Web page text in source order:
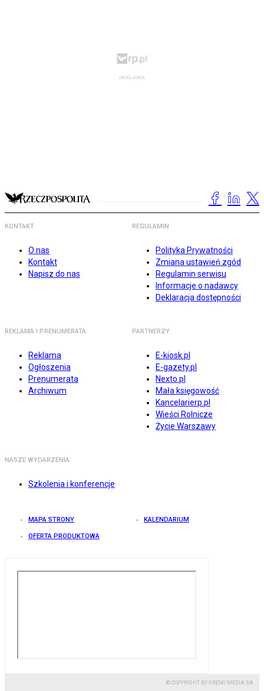
KONTAKT
O nas
Kontakt
Napisz do nas
REGULAMIN
Polityka Prywatności
Zmiana ustawień zgód
Regulamin serwisu
Informacje o nadawcy
Deklaracja dostępności
REKLAMA I PRENUMERATA
Reklama
Ogłoszenia
Prenumerata
Archiwum
PARTNERZY
E-kiosk.pl
E-gazety.pl
Nexto.pl
Mała księgowość
Kancelarierp.pl
Wieści Rolnicze
Życie Warszawy
NASZE WYDARZENIA
Szkolenia i konferencje
MAPA STRONY KALENDARIUM
OFERTA PRODUKTOWA
© COPYRIGHT BY GREMI MEDIA SA